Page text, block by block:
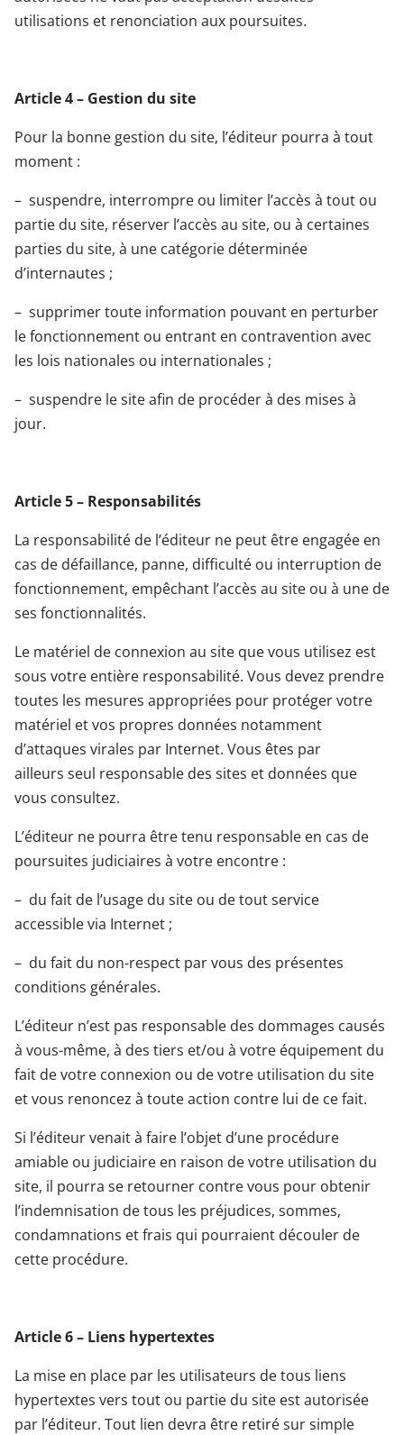
utilisations et renonciation aux poursuites.
Article 4 – Gestion du site
Pour la bonne gestion du site, l’éditeur pourra à tout
moment :
– suspendre, interrompre ou limiter l’accès à tout ou
partie du site, réserver l’accès au site, ou à certaines
parties du site, à une catégorie déterminée
d’internautes ;
– supprimer toute information pouvant en perturber
le fonctionnement ou entrant en contravention avec
les lois nationales ou internationales ;
– suspendre le site afin de procéder à des mises à
jour.
Article 5 – Responsabilités
La responsabilité de l’éditeur ne peut être engagée en
cas de défaillance, panne, difficulté ou interruption de
fonctionnement, empêchant l’accès au site ou à une de
ses fonctionnalités.
Le matériel de connexion au site que vous utilisez est
sous votre entière responsabilité. Vous devez prendre
toutes les mesures appropriées pour protéger votre
matériel et vos propres données notamment
d’attaques virales par Internet. Vous êtes par
ailleurs seul responsable des sites et données que
vous consultez.
L’éditeur ne pourra être tenu responsable en cas de
poursuites judiciaires à votre encontre :
– du fait de l’usage du site ou de tout service
accessible via Internet ;
– du fait du non-respect par vous des présentes
conditions générales.
L’éditeur n’est pas responsable des dommages causés
à vous-même, à des tiers et/ou à votre équipement du
fait de votre connexion ou de votre utilisation du site
et vous renoncez à toute action contre lui de ce fait.
Si l’éditeur venait à faire l’objet d’une procédure
amiable ou judiciaire en raison de votre utilisation du
site, il pourra se retourner contre vous pour obtenir
l’indemnisation de tous les préjudices, sommes,
condamnations et frais qui pourraient découler de
cette procédure.
Article 6 – Liens hypertextes
La mise en place par les utilisateurs de tous liens
hypertextes vers tout ou partie du site est autorisée
par l’éditeur. Tout lien devra être retiré sur simple